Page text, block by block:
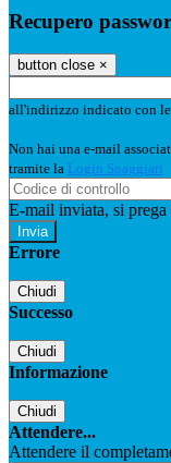
Recupero
button close ×
all'indirizzo indicato con
Non hai una e-mail
tramite la Login Spaggiari
E-mail inviata, si
Errore
Chiudi
Successo
Chiudi
Informazione
Chiudi
Attendere...
Attendere il